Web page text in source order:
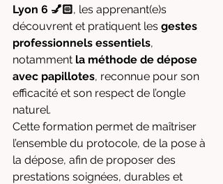
Lyon 6 💅🏻, les apprenant(e)s
découvrent et pratiquent les gestes
professionnels essentiels,
notamment la méthode de dépose
avec papillotes, reconnue pour son
efficacité et son respect de l’ongle
naturel.
Cette formation permet de maîtriser
l’ensemble du protocole, de la pose à
la dépose, afin de proposer des
prestations soignées, durables et